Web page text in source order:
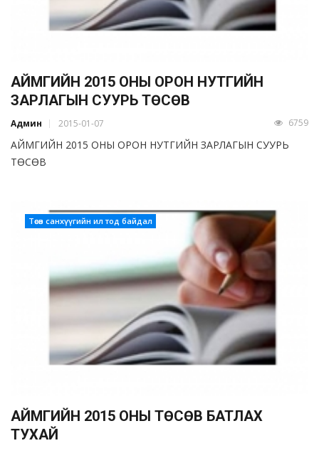
АЙМГИЙН 2015 ОНЫ ОРОН НУТГИЙН
ЗАРЛАГЫН СУУРЬ ТӨСӨВ
Админ 2015-01-07 6759
АЙМГИЙН 2015 ОНЫ ОРОН НУТГИЙН ЗАРЛАГЫН СУУРЬ
ТӨСӨВ
Төсөв санхүүгийн ил тод байдал
АЙМГИЙН 2015 ОНЫ ТӨСӨВ БАТЛАХ
ТУХАЙ